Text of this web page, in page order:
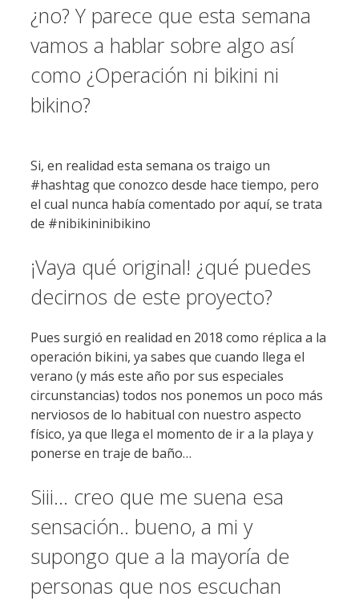
¿no? Y parece que esta semana
vamos a hablar sobre algo así
como ¿Operación ni bikini ni
bikino?
Si, en realidad esta semana os traigo un
#hashtag que conozco desde hace tiempo, pero
el cual nunca había comentado por aquí, se trata
de #nibikininibikino
¡Vaya qué original! ¿qué puedes
decirnos de este proyecto?
Pues surgió en realidad en 2018 como réplica a la
operación bikini, ya sabes que cuando llega el
verano (y más este año por sus especiales
circunstancias) todos nos ponemos un poco más
nerviosos de lo habitual con nuestro aspecto
físico, ya que llega el momento de ir a la playa y
ponerse en traje de baño…
Siii… creo que me suena esa
sensación.. bueno, a mi y
supongo que a la mayoría de
personas que nos escuchan